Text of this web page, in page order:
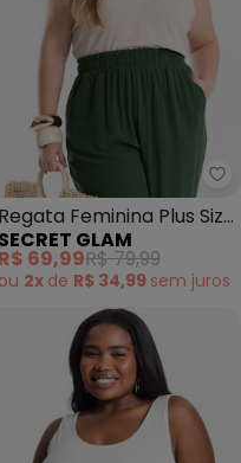
Glam - Regata Feminina
Regata Feminina Plus Size
(Bege)
SECRET GLAM
R$ 69,99R$ 79,99
ou 2x de R$ 34,99 sem juros